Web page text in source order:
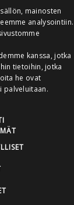
MEISTÄ
TEKIJÄT
KATALOGIT
KIRJAILIJAKSI
mainosten
analysointiin.
kanssa, jotka
tietoihin, jotka
he ovat
palveluitaan.